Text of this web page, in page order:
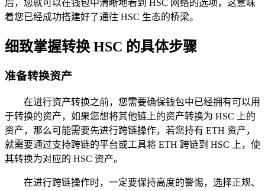
后，您就可以在钱包中清晰地看到 HSC 网络的选项，这意味
着您已经成功搭建好了通往 HSC 生态的桥梁。
细致掌握转换 HSC 的具体步骤
准备转换资产
在进行资产转换之前，您需要确保钱包中已经拥有可以用
于转换的资产，如果您想将其他链上的资产转换为 HSC 上的
资产，那么可能需要先进行跨链操作，若您持有 ETH 资产，
就需要通过支持跨链的平台或工具将 ETH 跨链到 HSC 上，使
其转换为对应的 HSC 资产。
在进行跨链操作时，一定要保持高度的警惕，选择正规、